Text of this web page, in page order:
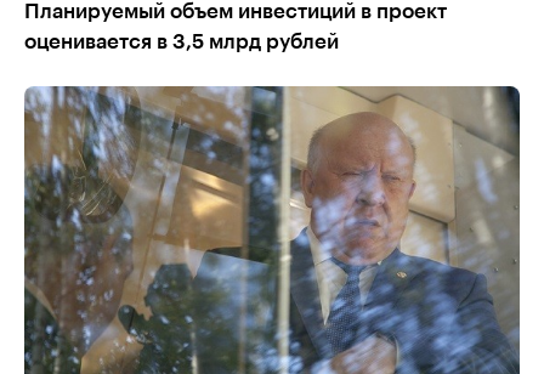
Планируемый объем инвестиций в проект
оценивается в 3,5 млрд рублей